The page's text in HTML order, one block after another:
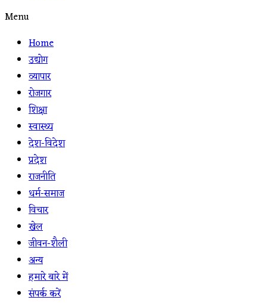
Menu
Home
उद्योग
व्यापार
रोजगार
शिक्षा
स्वास्थ्य
देश-विदेश
प्रदेश
राजनीति
धर्म-समाज
विचार
खेल
जीवन-शैली
अन्य
हमारे बारे में
संपर्क करें